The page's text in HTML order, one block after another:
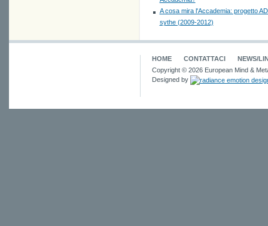
A cosa mira l'Accademia: progetto
sythe (2009-2012)
HOME CONTATTACI
NEWS/
Copyright © 2026 European Mind &
Designed by